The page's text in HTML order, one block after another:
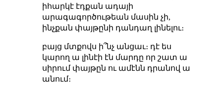
իհարկէ էդքան ադայի
արագագործութեան մասին չի,
ինչքան փայթընի դանդաղ լինելու։
բայց մտքովս ի՞նչ անցաւ։ դէ ես
կարող ա լինէի էն մարդը որ շատ ա
սիրում փայթըն ու ամէնն դրանով ա
անում։